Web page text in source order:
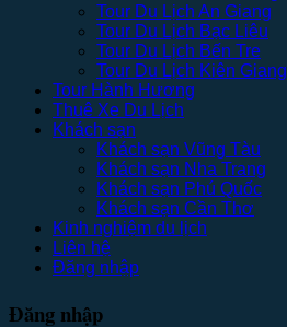
Tour Du Lịch An Giang
Tour Du Lịch Bạc Liêu
Tour Du Lịch Bến Tre
Tour Du Lịch Kiên Giang
Tour Hành Hương
Thuê Xe Du Lịch
Khách sạn
Khách sạn Vũng Tàu
Khách sạn Nha Trang
Khách sạn Phú Quốc
Khách sạn Cần Thơ
Kinh nghiệm du lịch
Liên hệ
Đăng nhập
Đăng nhập